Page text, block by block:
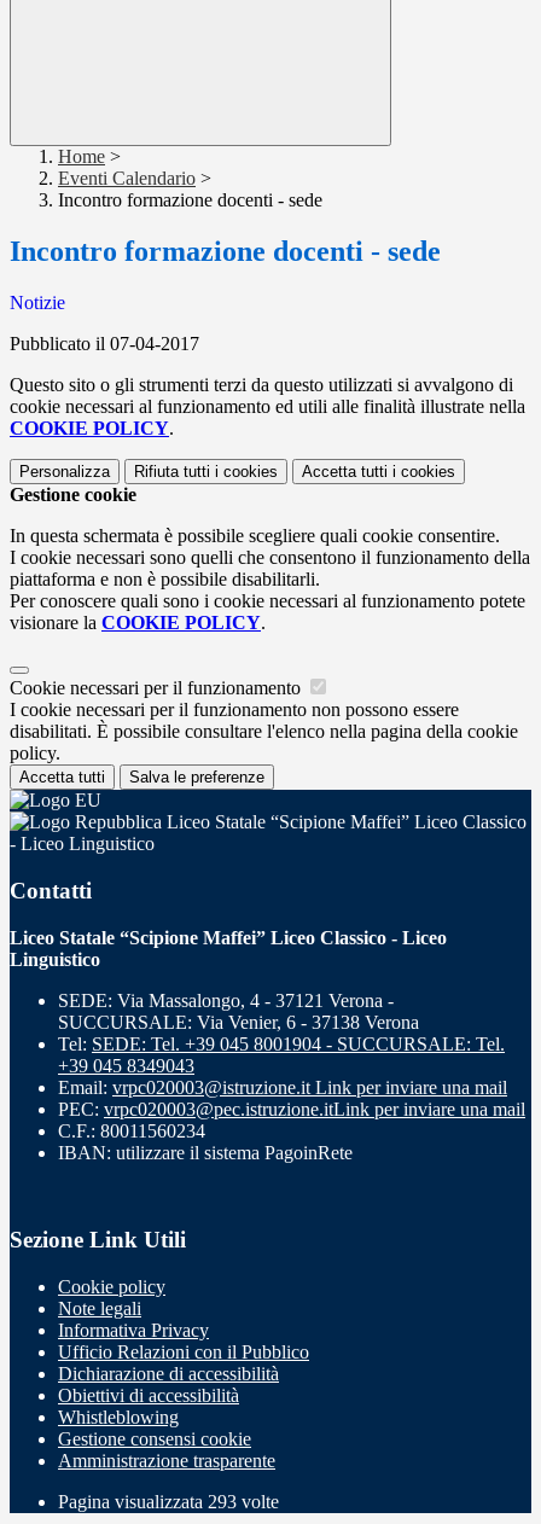
Home >
Eventi Calendario >
Incontro formazione docenti - sede
Incontro formazione docenti - sede
Notizie
Pubblicato il 07-04-2017
Questo sito o gli strumenti terzi da questo utilizzati si avvalgono di
cookie necessari al funzionamento ed utili alle finalità illustrate nella
COOKIE POLICY.
Personalizza Rifiuta tutti i cookies Accetta tutti i cookies
Gestione cookie
In questa schermata è possibile scegliere quali cookie consentire.
I cookie necessari sono quelli che consentono il funzionamento della
piattaforma e non è possibile disabilitarli.
Per conoscere quali sono i cookie necessari al funzionamento potete
visionare la COOKIE POLICY.
Cookie necessari per il funzionamento
I cookie necessari per il funzionamento non possono essere
disabilitati. È possibile consultare l'elenco nella pagina della cookie
policy.
Accetta tutti Salva le preferenze
Liceo Statale “Scipione Maffei” Liceo Classico
- Liceo Linguistico
Contatti
Liceo Statale “Scipione Maffei” Liceo Classico - Liceo
Linguistico
SEDE: Via Massalongo, 4 - 37121 Verona -
SUCCURSALE: Via Venier, 6 - 37138 Verona
Tel: SEDE: Tel. +39 045 8001904 - SUCCURSALE: Tel.
+39 045 8349043
Email: vrpc020003@istruzione.it Link per inviare una mail
PEC: vrpc020003@pec.istruzione.itLink per inviare una mail
C.F.: 80011560234
IBAN: utilizzare il sistema PagoinRete
Sezione Link Utili
Cookie policy
Note legali
Informativa Privacy
Ufficio Relazioni con il Pubblico
Dichiarazione di accessibilità
Obiettivi di accessibilità
Whistleblowing
Gestione consensi cookie
Amministrazione trasparente
Pagina visualizzata 293 volte